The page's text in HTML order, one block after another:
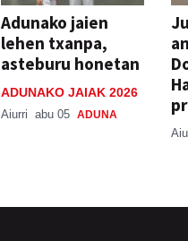
Adunako jaien
lehen txanpa,
asteburu honetan
ADUNAKO JAIAK 2026
Aiurri abu 05 ADUNA